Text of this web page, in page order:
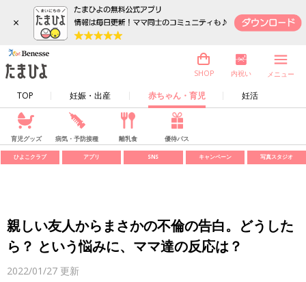
×
TOP 妊娠・出産 赤ちゃん・育児 妊活
SHOP 内祝い メニュー
育児グッズ 病気・予防接種 離乳食 優待パス
ひよこクラブ アプリ SNS キャンペーン 写真スタジオ
親しい友人からまさかの不倫の告白。どうした
ら？ という悩みに、ママ達の反応は？
2022/01/27 更新